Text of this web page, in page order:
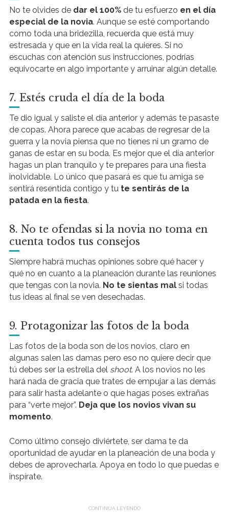
No te olvides de dar el 100%de tu esfuerzo en el día
especial de la novia. Aunque se esté comportando
como toda una bridezilla, recuerda que está muy
estresada y que en la vida real la quieres. Si no
escuchas con atención sus instrucciones, podrías
equivocarte en algo importante y arruinar algún detalle.
7. Estés cruda el día de la boda
Te dio igual y saliste el día anterior y además te pasaste
de copas. Ahora parece que acabas de regresar de la
guerra y la novia piensa que no tienes ni un gramo de
ganas de estar en su boda. Es mejor que el día anterior
hagas un plan tranquilo y te prepares para una fiesta
inolvidable. Lo único que pasará es que tu amiga se
sentirá resentida contigo y tu te sentirás de la
patada en la fiesta.
8. No te ofendas si la novia no toma en
cuenta todos tus consejos
Siempre habrá muchas opiniones sobre qué hacer y
qué no en cuanto a la planeación durante las reuniones
que tengas con la novia. No te sientas malsi todas
tus ideas al final se ven desechadas.
9. Protagonizar las fotos de la boda
Las fotos de la boda son de los novios, claro en
algunas salen las damas pero eso no quiere decir que
tú debes ser la estrella del shoot. A los novios no les
hará nada de gracia que trates de empujar a las demás
para salir hasta adelante o que hagas poses extrañas
para “verte mejor”. Deja que los novios vivan su
momento.
Como último consejo diviértete, ser dama te da
oportunidad de ayudar en la planeación de una boda y
debes de aprovecharla. Apoya en todo lo que puedas e
inspírate.